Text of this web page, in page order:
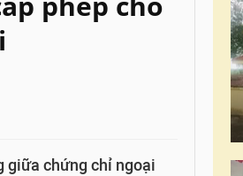
giữa chứng chỉ ngoại